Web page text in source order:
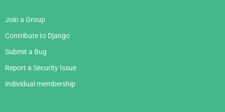
Join a Group
Contribute to Django
Submit a Bug
Report a Security Issue
Individual membership